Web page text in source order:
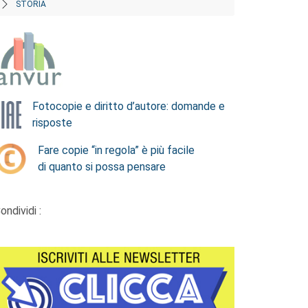
STORIA
Fotocopie e diritto d’autore: domande e
risposte
Fare copie “in regola” è più facile
di quanto si possa pensare
: